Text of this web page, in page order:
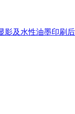
影及水性油墨印刷